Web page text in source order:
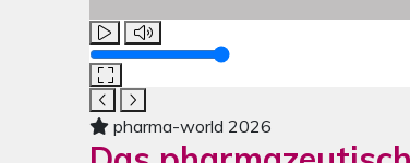
Lautstärke
pharma-world 2026